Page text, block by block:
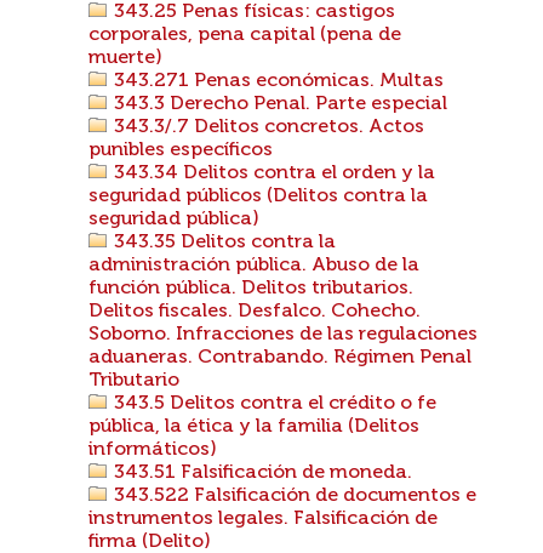
343.25 Penas físicas: castigos
corporales, pena capital (pena de
muerte)
343.271 Penas económicas. Multas
343.3 Derecho Penal. Parte especial
343.3/.7 Delitos concretos. Actos
punibles específicos
343.34 Delitos contra el orden y la
seguridad públicos (Delitos contra la
seguridad pública)
343.35 Delitos contra la
administración pública. Abuso de la
función pública. Delitos tributarios.
Delitos fiscales. Desfalco. Cohecho.
Soborno. Infracciones de las regulaciones
aduaneras. Contrabando. Régimen Penal
Tributario
343.5 Delitos contra el crédito o fe
pública, la ética y la familia (Delitos
informáticos)
343.51 Falsificación de moneda.
343.522 Falsificación de documentos e
instrumentos legales. Falsificación de
firma (Delito)